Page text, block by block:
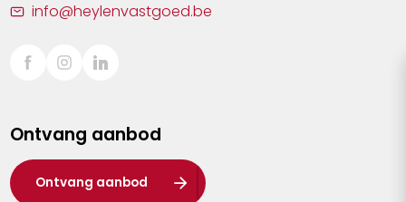
Sint-Truiden
Waasland
Wuustwezel
info@heylenvastgoed.be
Ontvang aanbod
Ontvang aanbod